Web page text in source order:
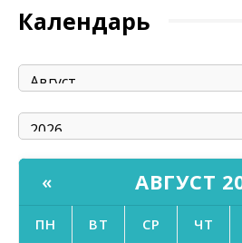
Календарь
« АВГУСТ
ПН ВТ СР ЧТ